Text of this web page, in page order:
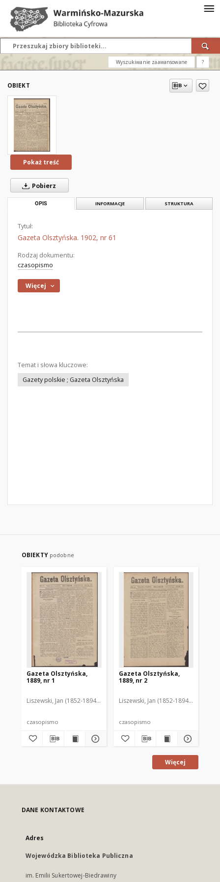
Wyszukiwanie zaawansowane ?
OBIEKT
Pokaż treść
Pobierz
OPIS INFORMACJE STRUKTURA
Tytuł:
Gazeta Olsztyńska. 1902, nr 61
Rodzaj dokumentu:
czasopismo
Więcej
Temat i słowa kluczowe:
Gazety polskie ; Gazeta Olsztyńska
OBIEKTY podobne
Gazeta Olsztyńska,
1889, nr 1
Liszewski, Jan (1852-1894). Red.
czasopismo
Gazeta Olsztyńska,
1889, nr 2
Liszewski, Jan (1852-1894). Red.
czasopismo
Więcej
DANE KONTAKTOWE
Adres
Wojewódzka Biblioteka Publiczna
im. Emilii Sukertowej-Biedrawiny